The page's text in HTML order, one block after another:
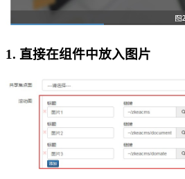
1. 直接在组件中放入图片